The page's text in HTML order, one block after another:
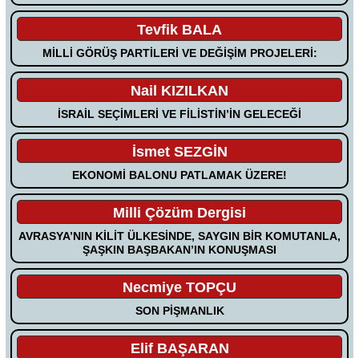
Tevfik BALA
MİLLİ GÖRÜŞ PARTİLERİ VE DEĞİŞİM PROJELERİ:
Nail KIZILKAN
İSRAİL SEÇİMLERİ VE FİLİSTİN’İN GELECEĞİ
İsmet SEZGİN
EKONOMİ BALONU PATLAMAK ÜZERE!
Milli Çözüm Dergisi
AVRASYA’NIN KİLİT ÜLKESİNDE, SAYGIN BİR KOMUTANLA,
ŞAŞKIN BAŞBAKAN’IN KONUŞMASI
Necmiye TOPÇU
SON PİŞMANLIK
Elif BAŞARAN